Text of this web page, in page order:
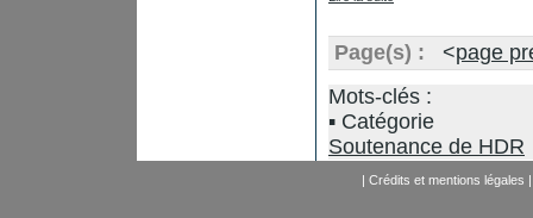
Page(s) : <page
Mots-clés :
Catégorie
Soutenance de HDR
| Crédits et mentions légales